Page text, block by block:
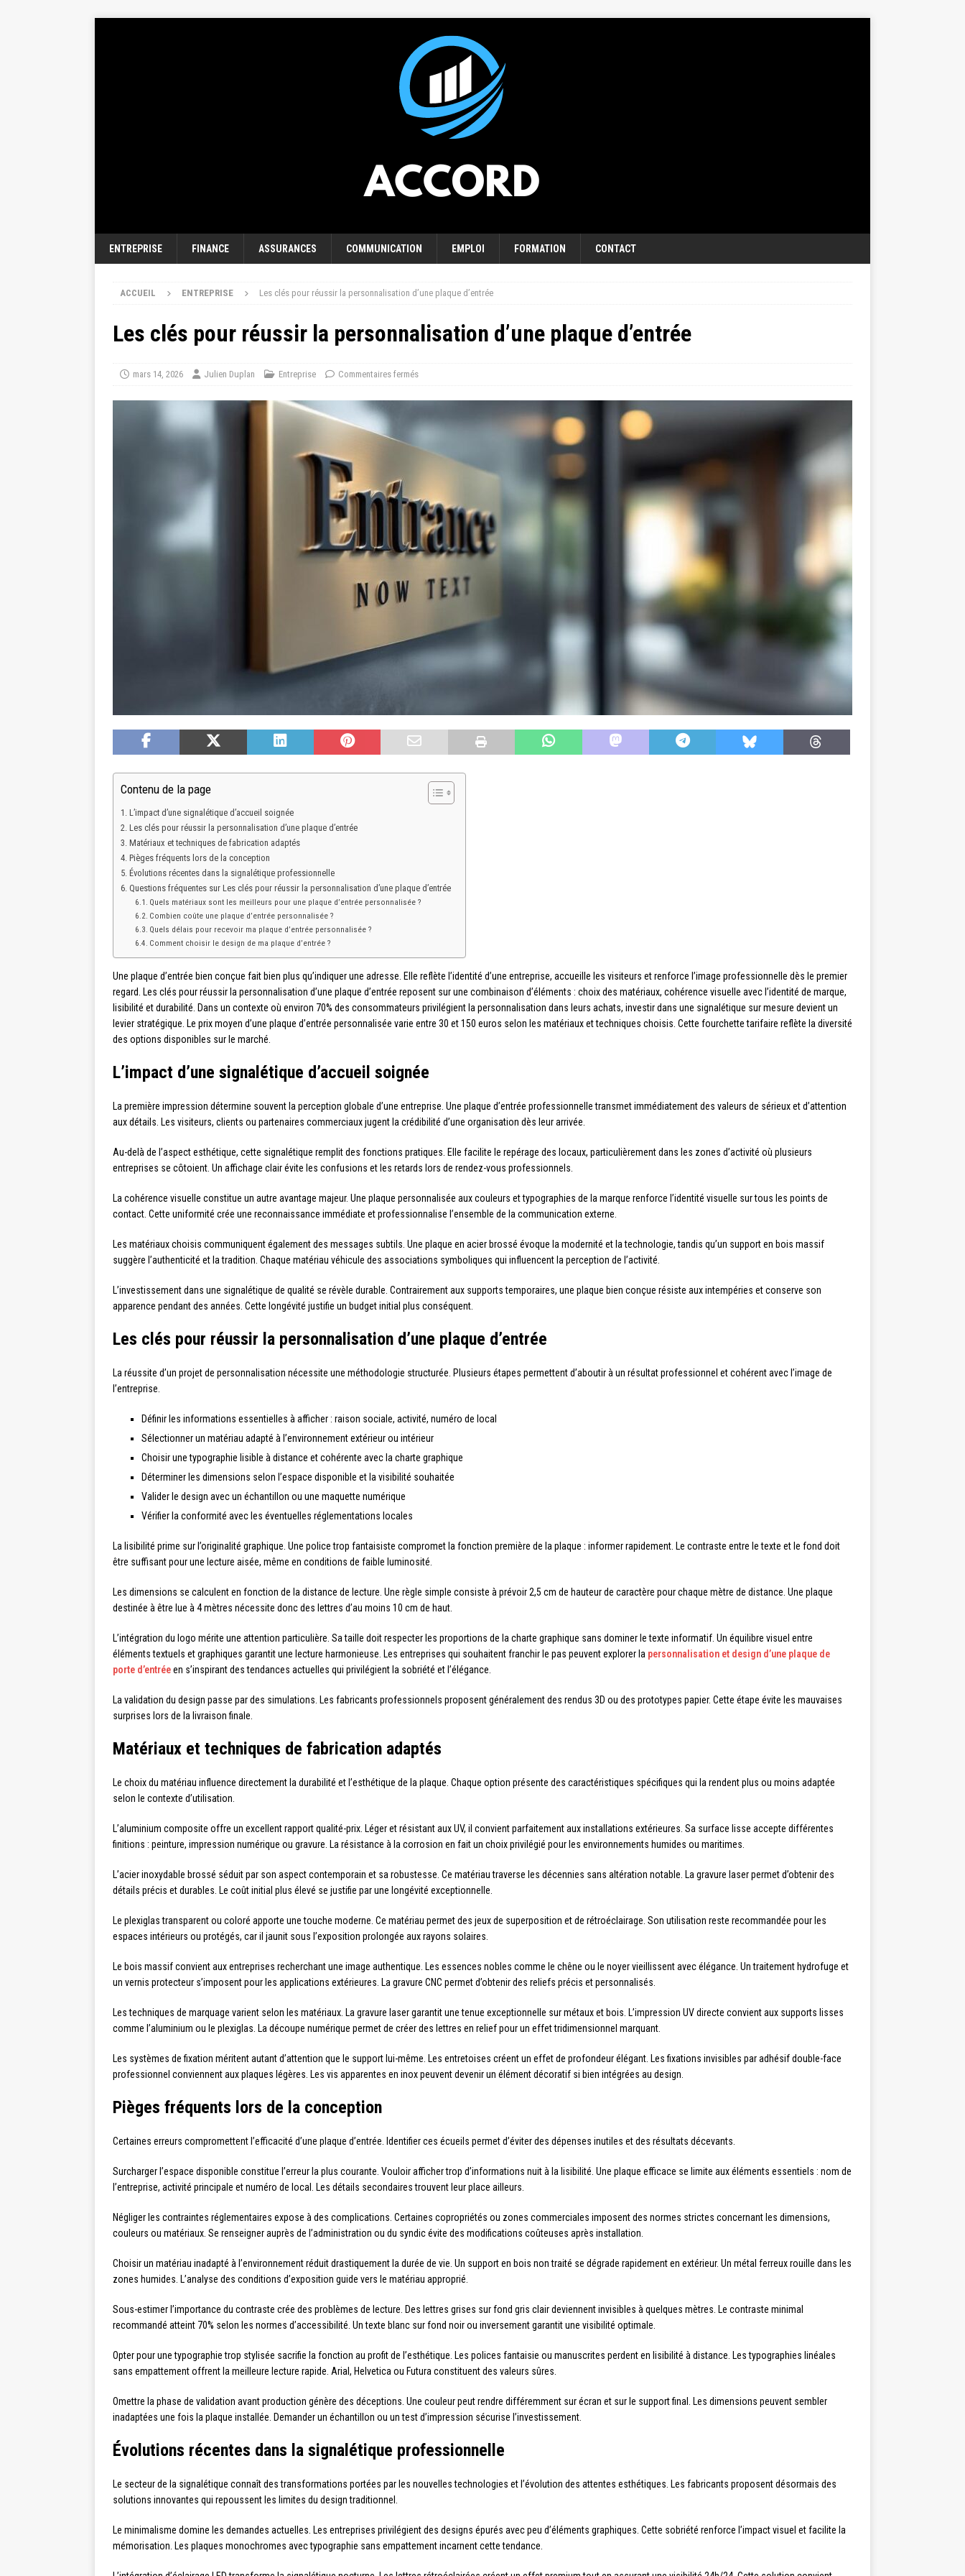
ENTREPRISE FINANCE ASSURANCES COMMUNICATION EMPLOI FORMATION CONTACT
ACCUEIL ENTREPRISE Les clés pour réussir la personnalisation d’une plaque d’entrée
Les clés pour réussir la personnalisation d’une plaque d’entrée
mars 14, 2026 Julien Duplan Entreprise Commentaires fermés
Contenu de la page
L’impact d’une signalétique d’accueil soignée
Les clés pour réussir la personnalisation d’une plaque d’entrée
Matériaux et techniques de fabrication adaptés
Pièges fréquents lors de la conception
Évolutions récentes dans la signalétique professionnelle
Questions fréquentes sur Les clés pour réussir la personnalisation d’une plaque d’entrée
Quels matériaux sont les meilleurs pour une plaque d’entrée personnalisée ?
Combien coûte une plaque d’entrée personnalisée ?
Quels délais pour recevoir ma plaque d’entrée personnalisée ?
Comment choisir le design de ma plaque d’entrée ?
Une plaque d’entrée bien conçue fait bien plus qu’indiquer une adresse. Elle reflète l’identité d’une entreprise, accueille les visiteurs et renforce l’image professionnelle dès le premier
regard. Les clés pour réussir la personnalisation d’une plaque d’entrée reposent sur une combinaison d’éléments : choix des matériaux, cohérence visuelle avec l’identité de marque,
lisibilité et durabilité. Dans un contexte où environ 70% des consommateurs privilégient la personnalisation dans leurs achats, investir dans une signalétique sur mesure devient un
levier stratégique. Le prix moyen d’une plaque d’entrée personnalisée varie entre 30 et 150 euros selon les matériaux et techniques choisis. Cette fourchette tarifaire reflète la diversité
des options disponibles sur le marché.
L’impact d’une signalétique d’accueil soignée
La première impression détermine souvent la perception globale d’une entreprise. Une plaque d’entrée professionnelle transmet immédiatement des valeurs de sérieux et d’attention
aux détails. Les visiteurs, clients ou partenaires commerciaux jugent la crédibilité d’une organisation dès leur arrivée.
Au-delà de l’aspect esthétique, cette signalétique remplit des fonctions pratiques. Elle facilite le repérage des locaux, particulièrement dans les zones d’activité où plusieurs
entreprises se côtoient. Un affichage clair évite les confusions et les retards lors de rendez-vous professionnels.
La cohérence visuelle constitue un autre avantage majeur. Une plaque personnalisée aux couleurs et typographies de la marque renforce l’identité visuelle sur tous les points de
contact. Cette uniformité crée une reconnaissance immédiate et professionnalise l’ensemble de la communication externe.
Les matériaux choisis communiquent également des messages subtils. Une plaque en acier brossé évoque la modernité et la technologie, tandis qu’un support en bois massif
suggère l’authenticité et la tradition. Chaque matériau véhicule des associations symboliques qui influencent la perception de l’activité.
L’investissement dans une signalétique de qualité se révèle durable. Contrairement aux supports temporaires, une plaque bien conçue résiste aux intempéries et conserve son
apparence pendant des années. Cette longévité justifie un budget initial plus conséquent.
Les clés pour réussir la personnalisation d’une plaque d’entrée
La réussite d’un projet de personnalisation nécessite une méthodologie structurée. Plusieurs étapes permettent d’aboutir à un résultat professionnel et cohérent avec l’image de
l’entreprise.
Définir les informations essentielles à afficher : raison sociale, activité, numéro de local
Sélectionner un matériau adapté à l’environnement extérieur ou intérieur
Choisir une typographie lisible à distance et cohérente avec la charte graphique
Déterminer les dimensions selon l’espace disponible et la visibilité souhaitée
Valider le design avec un échantillon ou une maquette numérique
Vérifier la conformité avec les éventuelles réglementations locales
La lisibilité prime sur l’originalité graphique. Une police trop fantaisiste compromet la fonction première de la plaque : informer rapidement. Le contraste entre le texte et le fond doit
être suffisant pour une lecture aisée, même en conditions de faible luminosité.
Les dimensions se calculent en fonction de la distance de lecture. Une règle simple consiste à prévoir 2,5 cm de hauteur de caractère pour chaque mètre de distance. Une plaque
destinée à être lue à 4 mètres nécessite donc des lettres d’au moins 10 cm de haut.
L’intégration du logo mérite une attention particulière. Sa taille doit respecter les proportions de la charte graphique sans dominer le texte informatif. Un équilibre visuel entre
éléments textuels et graphiques garantit une lecture harmonieuse. Les entreprises qui souhaitent franchir le pas peuvent explorer la personnalisation et design d’une plaque de
porte d’entréeen s’inspirant des tendances actuelles qui privilégient la sobriété et l’élégance.
La validation du design passe par des simulations. Les fabricants professionnels proposent généralement des rendus 3D ou des prototypes papier. Cette étape évite les mauvaises
surprises lors de la livraison finale.
Matériaux et techniques de fabrication adaptés
Le choix du matériau influence directement la durabilité et l’esthétique de la plaque. Chaque option présente des caractéristiques spécifiques qui la rendent plus ou moins adaptée
selon le contexte d’utilisation.
L’aluminium composite offre un excellent rapport qualité-prix. Léger et résistant aux UV, il convient parfaitement aux installations extérieures. Sa surface lisse accepte différentes
finitions : peinture, impression numérique ou gravure. La résistance à la corrosion en fait un choix privilégié pour les environnements humides ou maritimes.
L’acier inoxydable brossé séduit par son aspect contemporain et sa robustesse. Ce matériau traverse les décennies sans altération notable. La gravure laser permet d’obtenir des
détails précis et durables. Le coût initial plus élevé se justifie par une longévité exceptionnelle.
Le plexiglas transparent ou coloré apporte une touche moderne. Ce matériau permet des jeux de superposition et de rétroéclairage. Son utilisation reste recommandée pour les
espaces intérieurs ou protégés, car il jaunit sous l’exposition prolongée aux rayons solaires.
Le bois massif convient aux entreprises recherchant une image authentique. Les essences nobles comme le chêne ou le noyer vieillissent avec élégance. Un traitement hydrofuge et
un vernis protecteur s’imposent pour les applications extérieures. La gravure CNC permet d’obtenir des reliefs précis et personnalisés.
Les techniques de marquage varient selon les matériaux. La gravure laser garantit une tenue exceptionnelle sur métaux et bois. L’impression UV directe convient aux supports lisses
comme l’aluminium ou le plexiglas. La découpe numérique permet de créer des lettres en relief pour un effet tridimensionnel marquant.
Les systèmes de fixation méritent autant d’attention que le support lui-même. Les entretoises créent un effet de profondeur élégant. Les fixations invisibles par adhésif double-face
professionnel conviennent aux plaques légères. Les vis apparentes en inox peuvent devenir un élément décoratif si bien intégrées au design.
Pièges fréquents lors de la conception
Certaines erreurs compromettent l’efficacité d’une plaque d’entrée. Identifier ces écueils permet d’éviter des dépenses inutiles et des résultats décevants.
Surcharger l’espace disponible constitue l’erreur la plus courante. Vouloir afficher trop d’informations nuit à la lisibilité. Une plaque efficace se limite aux éléments essentiels : nom de
l’entreprise, activité principale et numéro de local. Les détails secondaires trouvent leur place ailleurs.
Négliger les contraintes réglementaires expose à des complications. Certaines copropriétés ou zones commerciales imposent des normes strictes concernant les dimensions,
couleurs ou matériaux. Se renseigner auprès de l’administration ou du syndic évite des modifications coûteuses après installation.
Choisir un matériau inadapté à l’environnement réduit drastiquement la durée de vie. Un support en bois non traité se dégrade rapidement en extérieur. Un métal ferreux rouille dans les
zones humides. L’analyse des conditions d’exposition guide vers le matériau approprié.
Sous-estimer l’importance du contraste crée des problèmes de lecture. Des lettres grises sur fond gris clair deviennent invisibles à quelques mètres. Le contraste minimal
recommandé atteint 70% selon les normes d’accessibilité. Un texte blanc sur fond noir ou inversement garantit une visibilité optimale.
Opter pour une typographie trop stylisée sacrifie la fonction au profit de l’esthétique. Les polices fantaisie ou manuscrites perdent en lisibilité à distance. Les typographies linéales
sans empattement offrent la meilleure lecture rapide. Arial, Helvetica ou Futura constituent des valeurs sûres.
Omettre la phase de validation avant production génère des déceptions. Une couleur peut rendre différemment sur écran et sur le support final. Les dimensions peuvent sembler
inadaptées une fois la plaque installée. Demander un échantillon ou un test d’impression sécurise l’investissement.
Évolutions récentes dans la signalétique professionnelle
Le secteur de la signalétique connaît des transformations portées par les nouvelles technologies et l’évolution des attentes esthétiques. Les fabricants proposent désormais des
solutions innovantes qui repoussent les limites du design traditionnel.
Le minimalisme domine les demandes actuelles. Les entreprises privilégient des designs épurés avec peu d’éléments graphiques. Cette sobriété renforce l’impact visuel et facilite la
mémorisation. Les plaques monochromes avec typographie sans empattement incarnent cette tendance.